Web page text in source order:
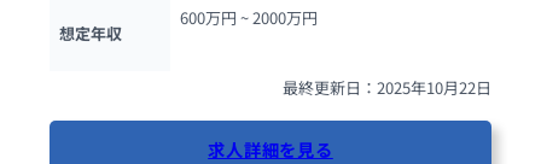
想定年収
600万円 ~ 2000万円
最終更新日：2025年10月22日
求人詳細を見る